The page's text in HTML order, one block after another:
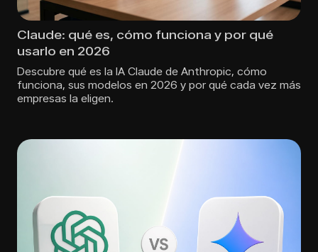
Claude: qué es, cómo funciona y por qué
usarlo en 2026
Descubre qué es la IA Claude de Anthropic, cómo
funciona, sus modelos en 2026 y por qué cada vez más
empresas la eligen.